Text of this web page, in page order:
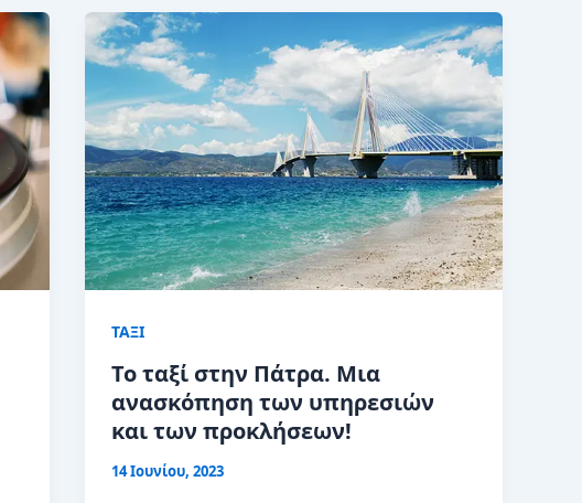
ΤΑΞΙ
Το ταξί στην Πάτρα. Μια
ανασκόπηση των υπηρεσιών
και των προκλήσεων!
14 Ιουνίου, 2023